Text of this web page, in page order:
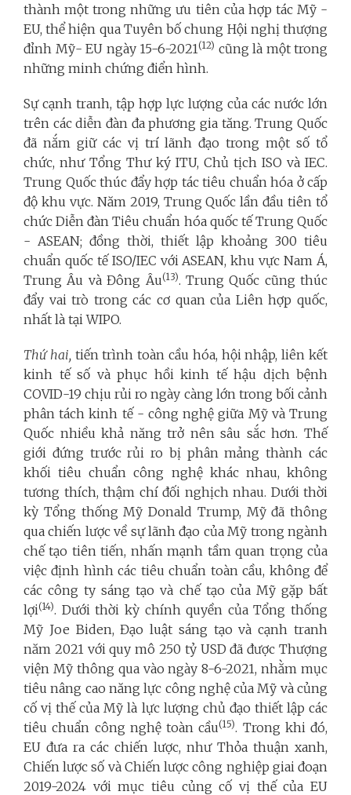
thành một trong những ưu tiên của hợp tác Mỹ -
EU, thể hiện qua Tuyên bố chung Hội nghị thượng
đỉnh Mỹ- EU ngày 15-6-2021 (12) cũng là một trong
những minh chứng điển hình.
Sự cạnh tranh, tập hợp lực lượng của các nước lớn
trên các diễn đàn đa phương gia tăng. Trung Quốc
đã nắm giữ các vị trí lãnh đạo trong một số tổ
chức, như Tổng Thư ký ITU, Chủ tịch ISO và IEC.
Trung Quốc thúc đẩy hợp tác tiêu chuẩn hóa ở cấp
độ khu vực. Năm 2019, Trung Quốc lần đầu tiên tổ
chức Diễn đàn Tiêu chuẩn hóa quốc tế Trung Quốc
- ASEAN; đồng thời, thiết lập khoảng 300 tiêu
chuẩn quốc tế ISO/IEC với ASEAN, khu vực Nam Á,
Trung Âu và Đông Âu(13). Trung Quốc cũng thúc
đẩy vai trò trong các cơ quan của Liên hợp quốc,
nhất là tại WIPO.
Thứ hai, tiến trình toàn cầu hóa, hội nhập, liên kết
kinh tế số và phục hồi kinh tế hậu dịch bệnh
COVID-19 chịu rủi ro ngày càng lớn trong bối cảnh
phân tách kinh tế - công nghệ giữa Mỹ và Trung
Quốc nhiều khả năng trở nên sâu sắc hơn. Thế
giới đứng trước rủi ro bị phân mảng thành các
khối tiêu chuẩn công nghệ khác nhau, không
tương thích, thậm chí đối nghịch nhau. Dưới thời
kỳ Tổng thống Mỹ Donald Trump, Mỹ đã thông
qua chiến lược về sự lãnh đạo của Mỹ trong ngành
chế tạo tiên tiến, nhấn mạnh tầm quan trọng của
việc định hình các tiêu chuẩn toàn cầu, không để
các công ty sáng tạo và chế tạo của Mỹ gặp bất
lợi(14). Dưới thời kỳ chính quyền của Tổng thống
Mỹ Joe Biden, Đạo luật sáng tạo và cạnh tranh
năm 2021 với quy mô 250 tỷ USD đã được Thượng
viện Mỹ thông qua vào ngày 8-6-2021, nhằm mục
tiêu nâng cao năng lực công nghệ của Mỹ và củng
cố vị thế của Mỹ là lực lượng chủ đạo thiết lập các
tiêu chuẩn công nghệ toàn cầu(15). Trong khi đó,
EU đưa ra các chiến lược, như Thỏa thuận xanh,
Chiến lược số và Chiến lược công nghiệp giai đoạn
2019-2024 với mục tiêu củng cố vị thế của EU